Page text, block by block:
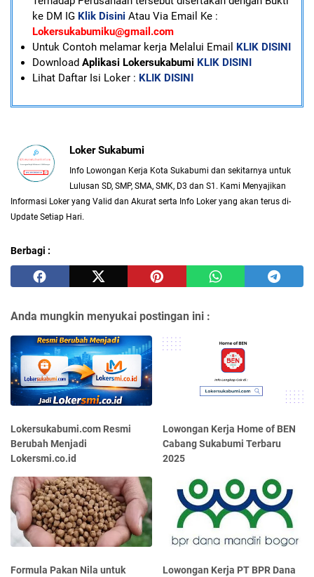
ke DM IG Klik Disini Atau Via Email Ke :
Lokersukabumiku@gmail.com
Untuk Contoh melamar kerja Melalui Email KLIK DISINI
Download Aplikasi Lokersukabumi KLIK DISINI
Lihat Daftar Isi Loker : KLIK DISINI
Loker Sukabumi
Info Lowongan Kerja Kota Sukabumi dan sekitarnya untuk
Lulusan SD, SMP, SMA, SMK, D3 dan S1. Kami Menyajikan
Informasi Loker yang Valid dan Akurat serta Info Loker yang akan terus di-
Update Setiap Hari.
Berbagi :
Anda mungkin menyukai postingan ini :
Lokersukabumi.com Resmi
Berubah Menjadi
Lokersmi.co.id
Lowongan Kerja Home of BEN
Cabang Sukabumi Terbaru
2025
Formula Pakan Nila untuk
Lowongan Kerja PT BPR Dana